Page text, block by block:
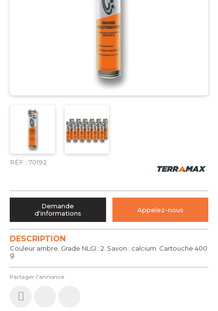
RÉF : 70192
Partager l'annonce
DESCRIPTION
Couleur ambre. Grade NLGI : 2. Savon : calcium. Cartouche 400
g.
Demande
d'informations
Appelez-nous